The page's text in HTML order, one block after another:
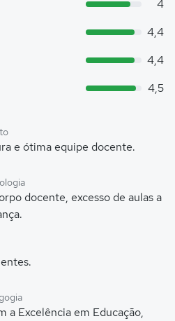
4
4,4
4,4
4,5
e ótima equipe docente.
docente, excesso de aulas a
a Excelência em Educação,